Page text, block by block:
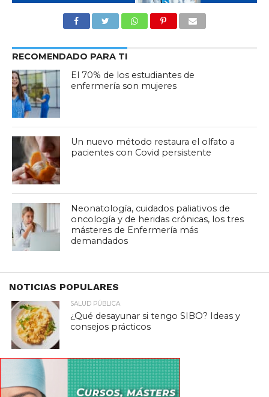
RECOMENDADO PARA TI
El 70% de los estudiantes de
enfermería son mujeres
Un nuevo método restaura el olfato a
pacientes con Covid persistente
Neonatología, cuidados paliativos de
oncología y de heridas crónicas, los tres
másteres de Enfermería más
demandados
NOTICIAS POPULARES
SALUD PÚBLICA
¿Qué desayunar si tengo SIBO? Ideas y
consejos prácticos